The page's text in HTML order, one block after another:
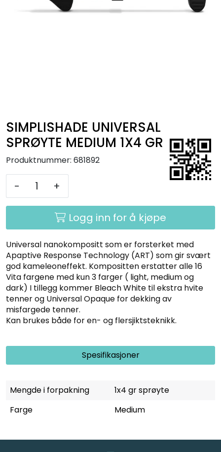
SIMPLISHADE UNIVERSAL
SPRØYTE MEDIUM 1X4 GR
Produktnummer: 681892
- +
Logg inn for å kjøpe
Universal nanokompositt som er forsterket med
Apaptive Response Technology (ART) som gir svært
god kameleoneffekt. Kompositten erstatter alle 16
Vita fargene med kun 3 farger ( light, medium og
dark) I tillegg kommer Bleach White til ekstra hvite
tenner og Universal Opaque for dekking av
misfargede tenner.
Kan brukes både for en- og flersjiktsteknikk.
Spesifikasjoner
Mengde i forpakning
1x4 gr sprøyte
Farge
Medium